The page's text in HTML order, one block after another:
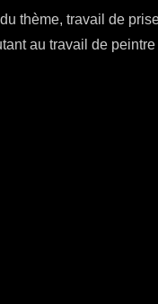
thème, travail de
au travail de